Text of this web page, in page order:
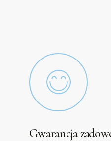
product
Gwarancja